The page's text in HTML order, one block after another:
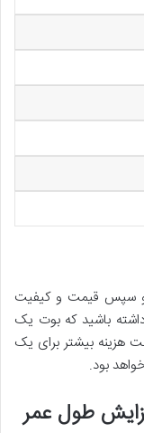
و سپس قیمت و کیفیت
باشید که بوت یک
هزینه بیشتر برای یک
بود.
طول عمر